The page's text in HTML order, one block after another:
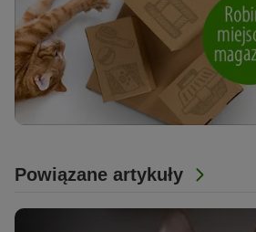
Powiązane artykuły